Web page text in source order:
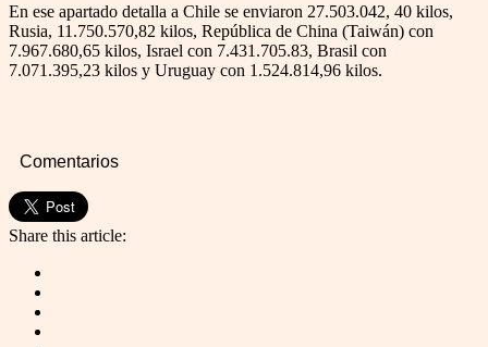
En ese apartado detalla a Chile se enviaron 27.503.042, 40 kilos,
Rusia, 11.750.570,82 kilos, República de China (Taiwán) con
7.967.680,65 kilos, Israel con 7.431.705.83, Brasil con
7.071.395,23 kilos y Uruguay con 1.524.814,96 kilos.
Comentarios
Share this article: